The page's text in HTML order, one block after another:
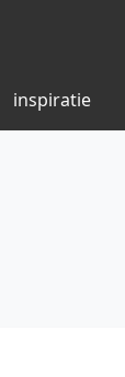
inspiratie